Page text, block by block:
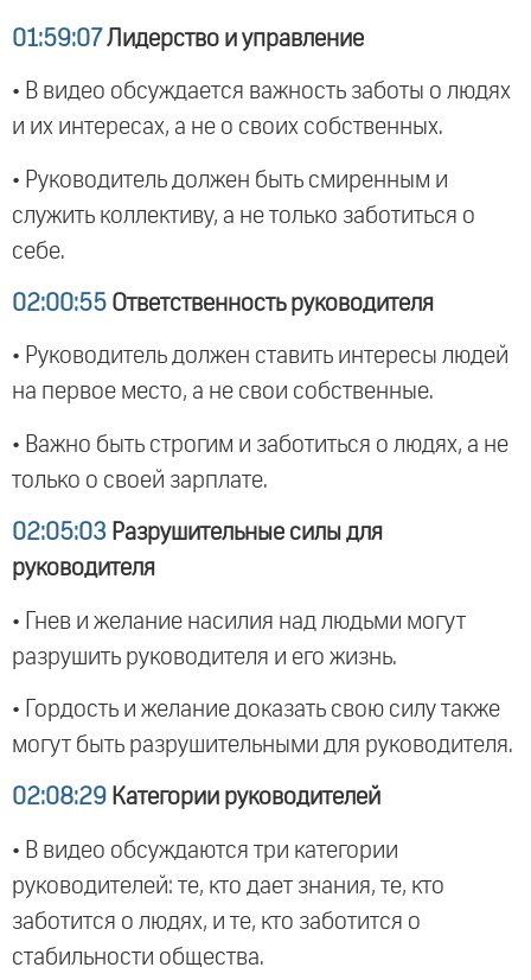
01:59:07 Лидерство и управление
• В видео обсуждается важность заботы о людях
и их интересах, а не о своих собственных.
• Руководитель должен быть смиренным и
служить коллективу, а не только заботиться о
себе.
02:00:55 Ответственность руководителя
• Руководитель должен ставить интересы людей
на первое место, а не свои собственные.
• Важно быть строгим и заботиться о людях, а не
только о своей зарплате.
02:05:03 Разрушительные силы для
руководителя
• Гнев и желание насилия над людьми могут
разрушить руководителя и его жизнь.
• Гордость и желание доказать свою силу также
могут быть разрушительными для руководителя.
02:08:29 Категории руководителей
• В видео обсуждаются три категории
руководителей: те, кто дает знания, те, кто
заботится о людях, и те, кто заботится о
стабильности общества.